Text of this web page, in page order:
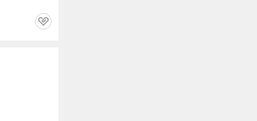
관